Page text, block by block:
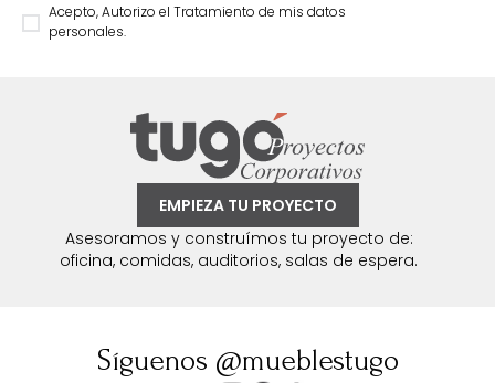
Acepto, Autorizo el Tratamiento de mis datos
personales.
EMPIEZA TU PROYECTO
Asesoramos y construímos tu proyecto de:
oficina, comidas, auditorios, salas de espera.
Síguenos @mueblestugo